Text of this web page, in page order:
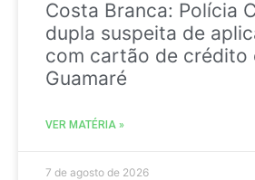
Costa Branca: Polícia
dupla suspeita de
com cartão de crédito
Guamaré
VER MATÉRIA »
7 de agosto de 2026